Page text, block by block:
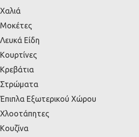
Χαλιά
Μοκέτες
Λευκά Είδη
Κουρτίνες
Κρεβάτια
Στρώματα
Έπιπλα Εξωτερικού Χώρου
Χλοοτάπητες
Κουζίνα